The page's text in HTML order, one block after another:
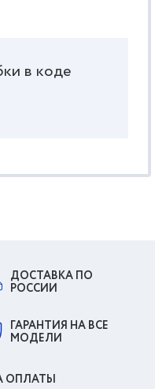
в коде
ДОСТАВКА ПО
РОССИИ
ГАРАНТИЯ НА ВСЕ
МОДЕЛИ
ОПЛАТЫ